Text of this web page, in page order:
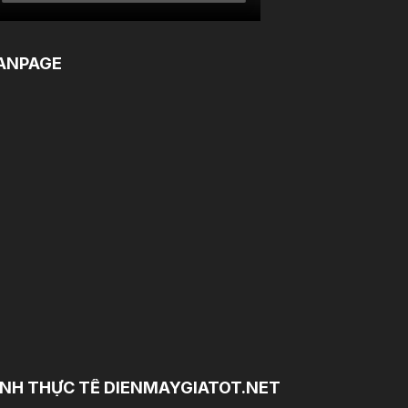
THỰC TẾ DIENMAYGIATOT.NET